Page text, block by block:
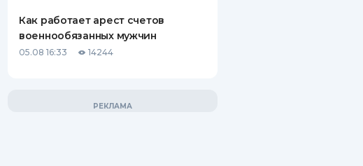
Как работает арест счетов
военнообязанных мужчин
05.08 16:33 14244